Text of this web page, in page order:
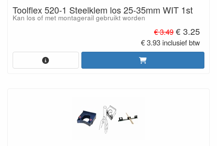
Toolflex 520-1 Steelklem los 25-35mm WIT 1st
Kan los of met montagerail gebruikt worden
€ 3.49€ 3.25
€ 3.93 inclusief btw